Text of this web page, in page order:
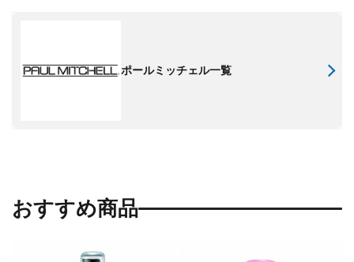
ポールミッチェル一覧
おすすめ商品